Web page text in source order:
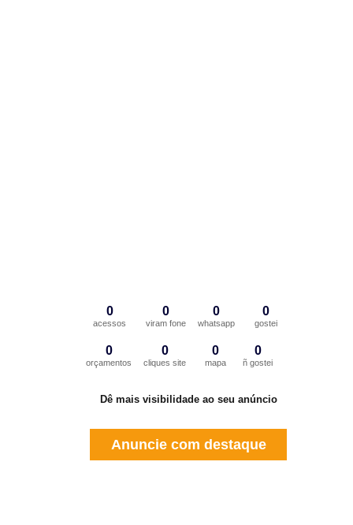
0
acessos
0
viram fone
0
whatsapp
0
gostei
0
orçamentos
0
cliques site
0
mapa
0
ñ gostei
Dê mais visibilidade ao seu anúncio
Anuncie com destaque